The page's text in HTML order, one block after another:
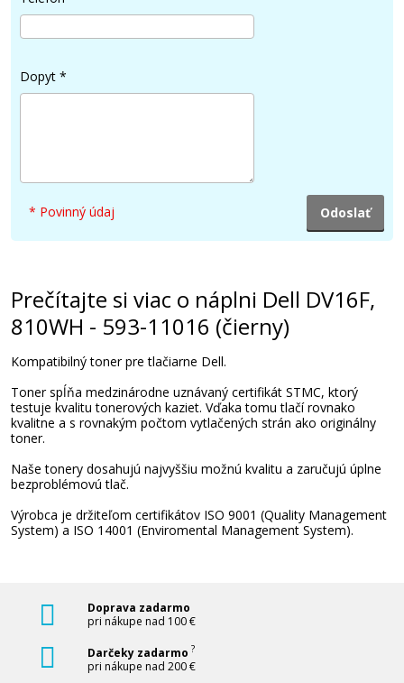
Dopyt *
* Povinný údaj
Prečítajte si viac o náplni Dell DV16F,
810WH - 593-11016 (čierny)
Kompatibilný toner pre tlačiarne Dell.
Toner spĺňa medzinárodne uznávaný certifikát STMC, ktorý
testuje kvalitu tonerových kaziet. Vďaka tomu tlačí rovnako
kvalitne a s rovnakým počtom vytlačených strán ako originálny
toner.
Naše tonery dosahujú najvyššiu možnú kvalitu a zaručujú úplne
bezproblémovú tlač.
Výrobca je držiteľom certifikátov ISO 9001 (Quality Management
System) a ISO 14001 (Enviromental Management System).
Doprava zadarmo
pri nákupe nad 100 €
Darčeky zadarmo ?
pri nákupe nad 200 €